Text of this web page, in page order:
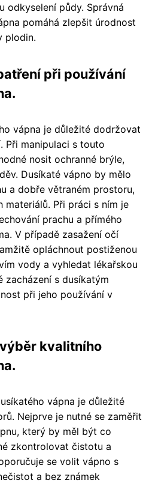
odkyselení půdy. Správná
pomáhá zlepšit úrodnost
plodin.
při používání
vápna je důležité dodržovat
Při manipulaci s touto
nosit ochranné brýle,
Dusíkaté vápno by mělo
a dobře větraném prostoru,
materiálů. Při práci s ním je
prachu a přímého
V případě zasažení očí
opláchnout postiženou
vody a vyhledat lékařskou
zacházení s dusíkatým
při jeho používání v
kvalitního
vápna je důležité
Nejprve je nutné se zaměřit
který by měl být co
zkontrolovat čistotu a
se volit vápno s
a bez známek